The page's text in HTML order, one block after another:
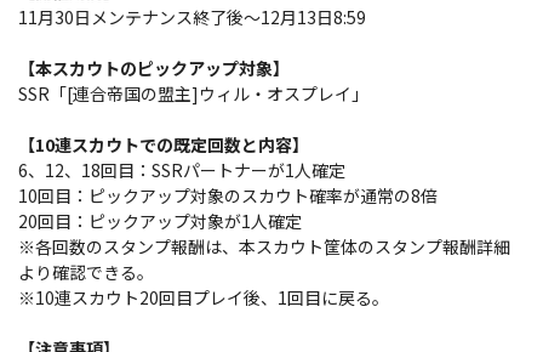
11月30日メンテナンス終了後～12月13日8:59
【本スカウトのピックアップ対象】
SSR「[連合帝国の盟主]ウィル・オスプレイ」
【10連スカウトでの既定回数と内容】
6、12、18回目：SSRパートナーが1人確定
10回目：ピックアップ対象のスカウト確率が通常の8倍
20回目：ピックアップ対象が1人確定
※各回数のスタンプ報酬は、本スカウト筐体のスタンプ報酬詳細
より確認できる。
※10連スカウト20回目プレイ後、1回目に戻る。